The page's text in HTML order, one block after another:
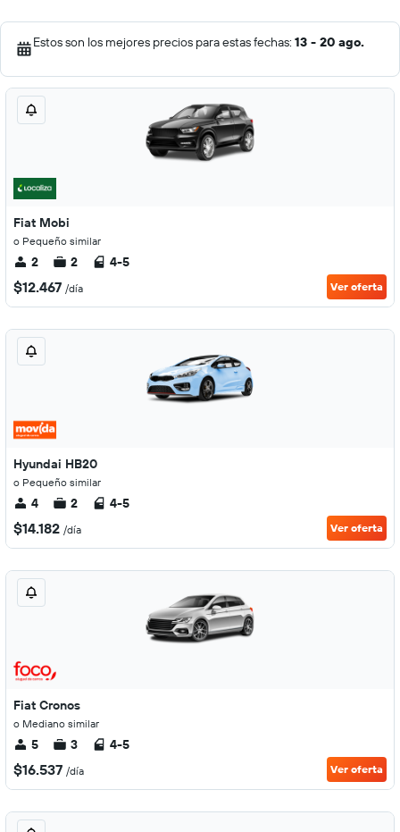
Estos son los mejores precios para estas fechas: 13 - 20 ago.
Fiat Mobi
o Pequeño similar
2 2 4-5
$12.467 /día Ver oferta
Hyundai HB20
o Pequeño similar
4 2 4-5
$14.182 /día Ver oferta
Fiat Cronos
o Mediano similar
5 3 4-5
$16.537 /día Ver oferta